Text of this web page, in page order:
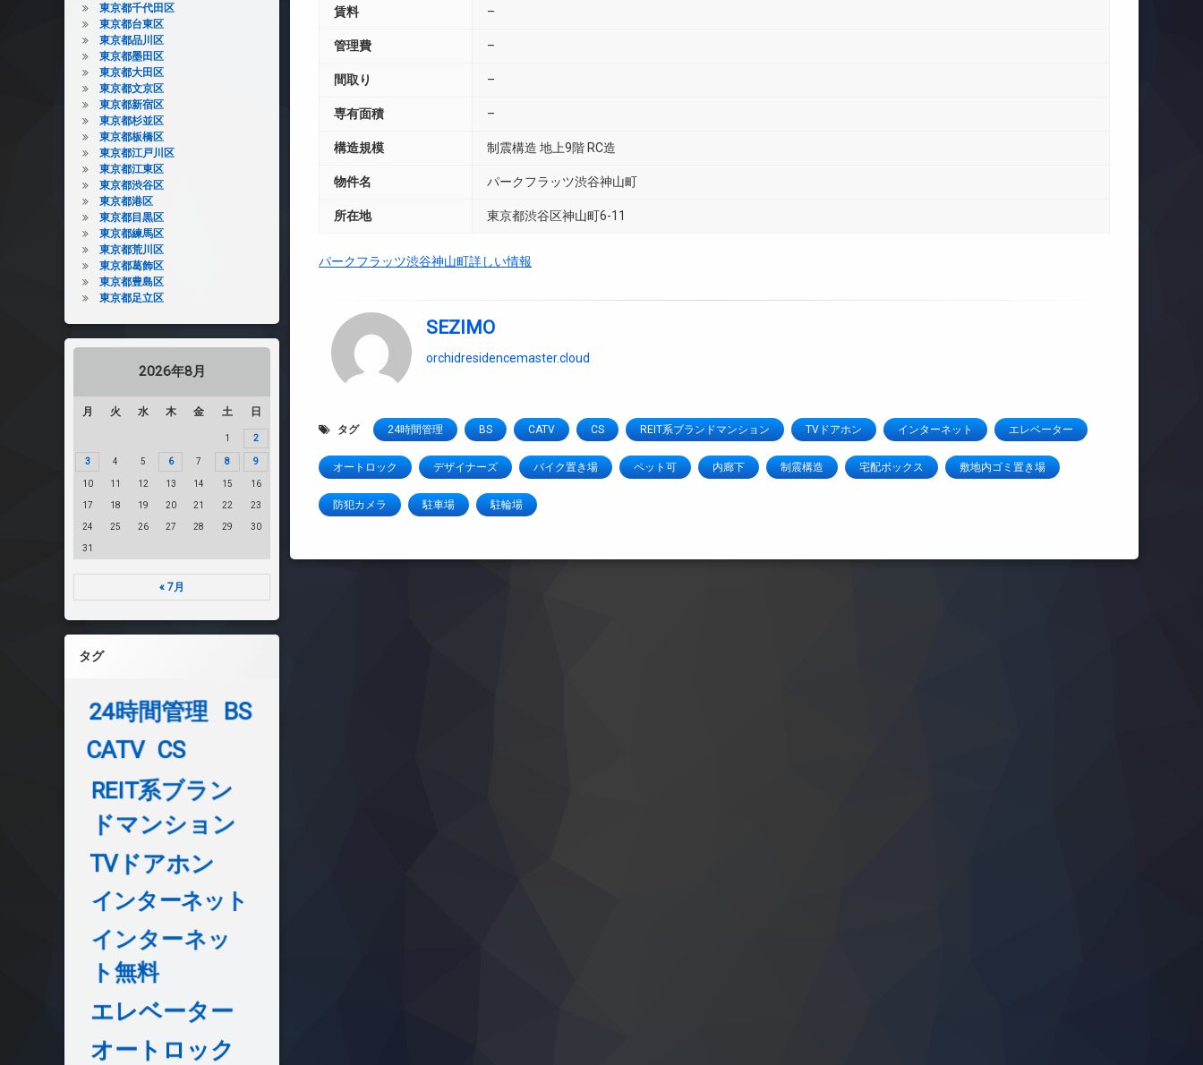
賃料 –
管理費 –
間取り –
専有面積 –
構造規模 制震構造 地上9階 RC造
物件名 パークフラッツ渋谷神山町
所在地 東京都渋谷区神山町6-11
パークフラッツ渋谷神山町詳しい情報
SEZIMO
orchidresidencemaster.cloud
タグ 24時間管理 BS CATV CS REIT系ブランドマンション TVドアホン インターネット エレベーター
オートロック デザイナーズ バイク置き場 ペット可 内廊下 制震構造 宅配ボックス 敷地内ゴミ置き場
防犯カメラ 駐車場 駐輪場
東京都千代田区
東京都台東区
東京都品川区
東京都墨田区
東京都大田区
東京都文京区
東京都新宿区
東京都杉並区
東京都板橋区
東京都江戸川区
東京都江東区
東京都渋谷区
東京都港区
東京都目黒区
東京都練馬区
東京都荒川区
東京都葛飾区
東京都豊島区
東京都足立区
2026年8月
月 火 水 木 金 土 日
1 2
3 4 5 6 7 8 9
10 11 12 13 14 15 16
17 18 19 20 21 22 23
24 25 26 27 28 29 30
31
« 7月
タグ
24時間管理
BS
CATV CS
REIT系ブラン
ドマンション
TVドアホン
インターネット
インターネッ
ト無料
エレベーター
オートロック